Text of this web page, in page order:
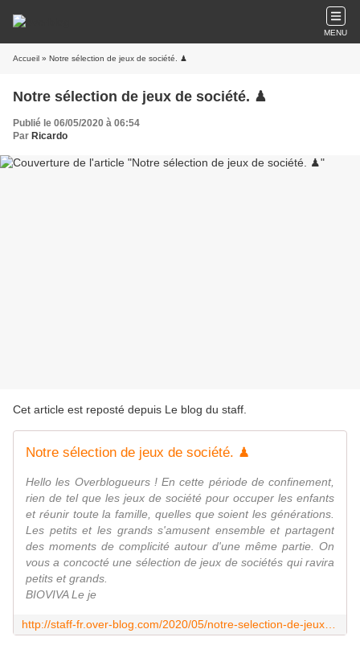
MENU
Accueil » Notre sélection de jeux de société. ♟
Notre sélection de jeux de société. ♟
Publié le 06/05/2020 à 06:54
Par Ricardo
Cet article est reposté depuis Le blog du staff
Notre sélection de jeux de société. ♟
Hello les Overblogueurs ! En cette période de confinement,
rien de tel que les jeux de société pour occuper les enfants
et réunir toute la famille, quelles que soient les générations.
Les petits et les grands s'amusent ensemble et partagent
des moments de complicité autour d'une même partie. On
vous a concocté une sélection de jeux de sociétés qui ravira
petits et grands.
BIOVIVA Le je